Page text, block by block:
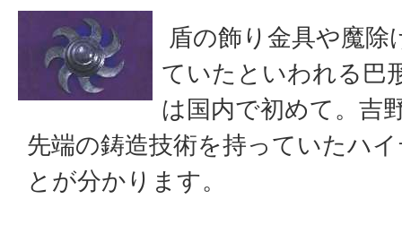
盾の飾り金具や魔
ていたといわれる巴
は国内で初めて。吉
先端の鋳造技術を持っていたハ
とが分かります。